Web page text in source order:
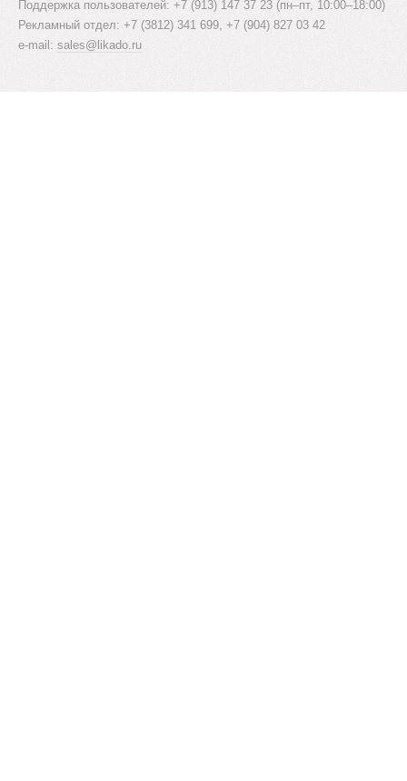
Поддержка пользователей: +7 (913) 147 37 23 (пн–пт, 10:00–18:00)
Рекламный отдел: +7 (3812) 341 699, +7 (904) 827 03 42
e-mail: sales@likado.ru